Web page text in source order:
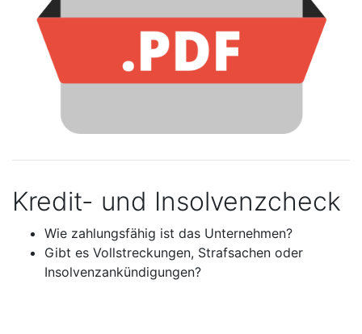
Kredit- und Insolvenzcheck
Wie zahlungsfähig ist das Unternehmen?
Gibt es Vollstreckungen, Strafsachen oder
Insolvenzankündigungen?